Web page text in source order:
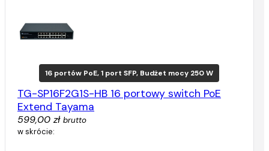
16 portów PoE, 1 port SFP, Budżet mocy 250 W
TG-SP16F2G1S-HB 16 portowy switch PoE
Extend Tayama
599,00 zł brutto
w skrócie: